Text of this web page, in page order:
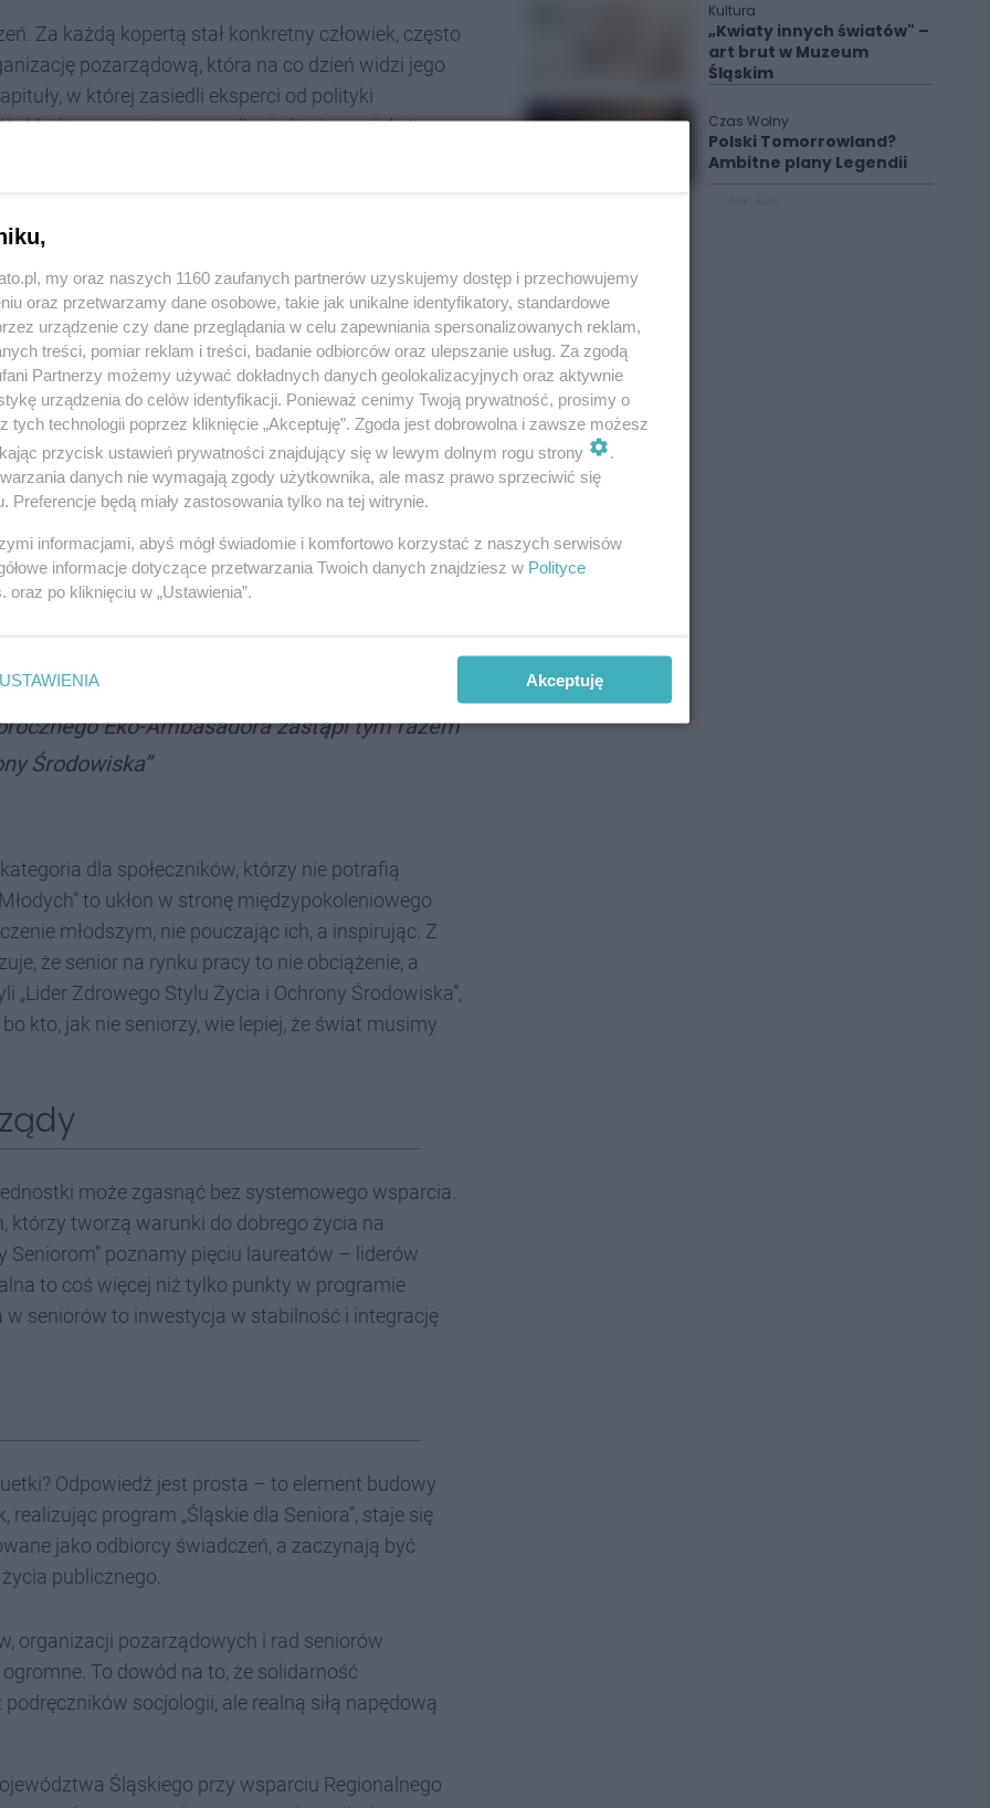
Za każdą kopertą stał konkretny człowiek, często
pozarządową, która na co dzień widzi jego
w której zasiedli eksperci od polityki
skład tego gremium weszli między innymi dr Anna
dr Wiesława Walkowska przewodnicząca
Alina Bednarz oraz Grzegorz Franki stojący na
z Kancelarii Zarządu Województwa, Dorota
Beata Tomanek z Radia Katowice. To
uosabia ideę aktywnej starości w czterech
Jak podkreśla przewodnicząca kapituły dr Anna
lat, wyłonimy Ambasadora
Mistrza dla Młodych oraz Pracującego
Eko-Ambasadora zastąpi tym razem
Środowiska”
dla społeczników, którzy nie potrafią
to ukłon w stronę międzypokoleniowego
młodszym, nie pouczając ich, a inspirując. Z
że senior na rynku pracy to nie obciążenie, a
Zdrowego Stylu Życia i Ochrony Środowiska”,
kto, jak nie seniorzy, wie lepiej, że świat musimy
może zgasnąć bez systemowego wsparcia.
którzy tworzą warunki do dobrego życia na
Seniorom” poznamy pięciu laureatów – liderów
to coś więcej niż tylko punkty w programie
seniorów to inwestycja w stabilność i integrację
Odpowiedź jest prosta – to element budowy
program „Śląskie dla Seniora”, staje się
jako odbiorcy świadczeń, a zaczynają być
publicznego.
organizacji pozarządowych i rad seniorów
To dowód na to, że solidarność
socjologii, ale realną siłą napędową
Śląskiego przy wsparciu Regionalnego
Kultura
„Kwiaty innych światów" –
art brut w Muzeum
Śląskim
Czas Wolny
Polski Tomorrowland?
Ambitne plany Legendii
my oraz naszych 1160 zaufanych partnerów uzyskujemy dostęp i przechowujemy
oraz przetwarzamy dane osobowe, takie jak unikalne identyfikatory, standardowe
urządzenie czy dane przeglądania w celu zapewniania spersonalizowanych reklam,
treści, pomiar reklam i treści, badanie odbiorców oraz ulepszanie usług. Za zgodą
Partnerzy możemy używać dokładnych danych geolokalizacyjnych oraz aktywnie
urządzenia do celów identyfikacji. Ponieważ cenimy Twoją prywatność, prosimy o
tych technologii poprzez kliknięcie „Akceptuję”. Zgoda jest dobrowolna i zawsze możesz
przycisk ustawień prywatności znajdujący się w lewym dolnym rogu strony
.
danych nie wymagają zgody użytkownika, ale masz prawo sprzeciwić się
Preferencje będą miały zastosowania tylko na tej witrynie.
informacjami, abyś mógł świadomie i komfortowo korzystać z naszych serwisów
informacje dotyczące przetwarzania Twoich danych znajdziesz w Polityce
. oraz po kliknięciu w „Ustawienia”.
USTAWIENIA Akceptuję